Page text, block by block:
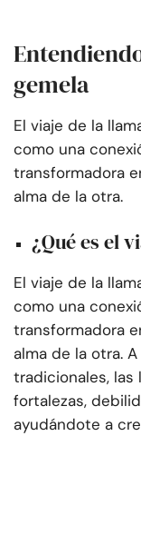
gemela
El viaje de la
como una
transformadora
alma de la otra.
¿Qué es el
El viaje de la
como una
transformadora
alma de la otra.
tradicionales, las
fortalezas,
ayudándote a